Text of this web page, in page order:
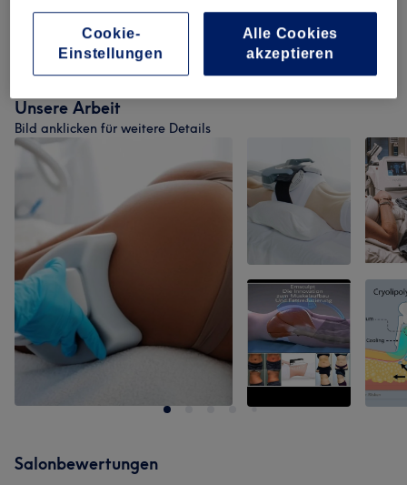
Wimpernbehandlungen
Unsere Arbeit
Bild anklicken für weitere Details
Salonbewertungen
Cookie-
Einstellungen
Alle Cookies
akzeptieren